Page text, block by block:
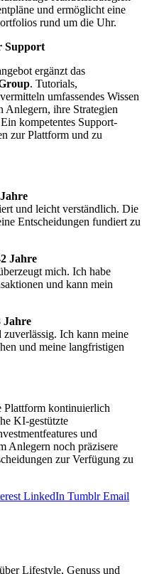
und ermöglicht eine
rund um die Uhr.
Support
ergänzt das
. Tutorials,
umfassendes Wissen
Anlegern, ihre Strategien
kompetentes Support-
zur Plattform und zu
und leicht verständlich. Die
Entscheidungen fundiert zu
Jahre
mich. Ich habe
und kann mein
Jahre
Ich kann meine
und meine langfristigen
Plattform kontinuierlich
KI-gestützte
und
Anlegern noch präzisere
zur Verfügung zu
LinkedIn Tumblr Email
Lifestyle, Genuss und